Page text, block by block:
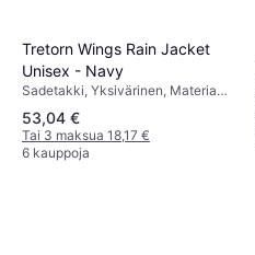
Tretorn Wings Rain Jacket
Unisex - Navy
Sadetakki, Yksivärinen, Materiaali:
Polyuretaani, Polyesteri, Huppu,
Tuulenpitävä, Taskut, Vedenpitävä
53,04 €
Tai 3 maksua 18,17 €
6 kauppoja